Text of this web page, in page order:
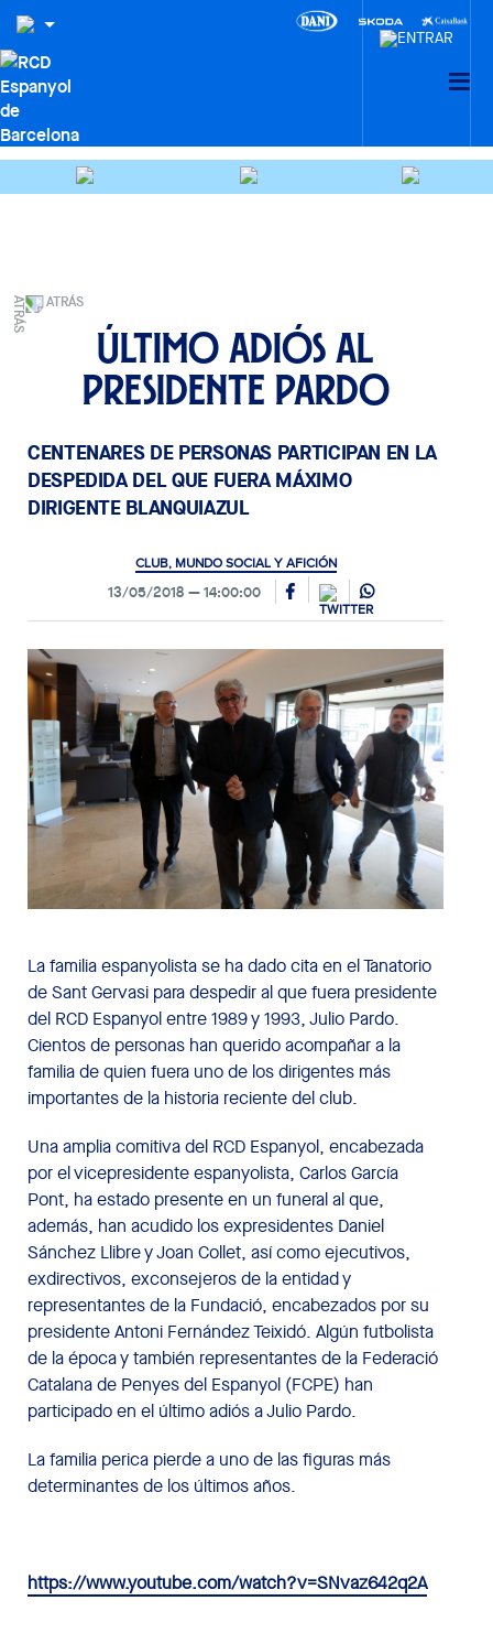
ATRÁS
Último adiós al
presidente Pardo
CENTENARES DE PERSONAS PARTICIPAN EN LA
DESPEDIDA DEL QUE FUERA MÁXIMO
DIRIGENTE BLANQUIAZUL
CLUB, MUNDO SOCIAL Y AFICIÓN
13/05/2018 14:00:00
La familia espanyolista se ha dado cita en el Tanatorio
de Sant Gervasi para despedir al que fuera presidente
del RCD Espanyol entre 1989 y 1993, Julio Pardo.
Cientos de personas han querido acompañar a la
familia de quien fuera uno de los dirigentes más
importantes de la historia reciente del club.
Una amplia comitiva del RCD Espanyol, encabezada
por el vicepresidente espanyolista, Carlos García
Pont, ha estado presente en un funeral al que,
además, han acudido los expresidentes Daniel
Sánchez Llibre y Joan Collet, así como ejecutivos,
exdirectivos, exconsejeros de la entidad y
representantes de la Fundació, encabezados por su
presidente Antoni Fernández Teixidó. Algún futbolista
de la época y también representantes de la Federació
Catalana de Penyes del Espanyol (FCPE) han
participado en el último adiós a Julio Pardo.
La familia perica pierde a uno de las figuras más
determinantes de los últimos años.
https://www.youtube.com/watch?v=SNvaz642q2A